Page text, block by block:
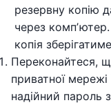
резервну копію
через
копія
Переконайтеся,
приватної
надійний пароль